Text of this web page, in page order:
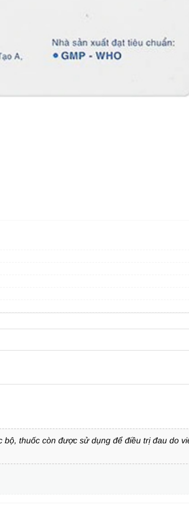
thuốc còn được sử dụng để điều trị đau do